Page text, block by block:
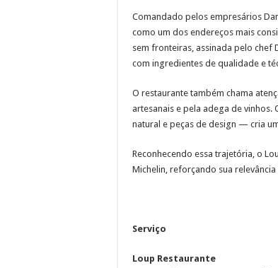
Comandado pelos empresários
como um dos endereços mais
sem fronteiras, assinada pelo chef
com ingredientes de qualidade e
O restaurante também chama
artesanais e pela adega de
natural e peças de design — cria
Reconhecendo essa trajetória, o
Michelin, reforçando sua
Serviço
Loup Restaurante